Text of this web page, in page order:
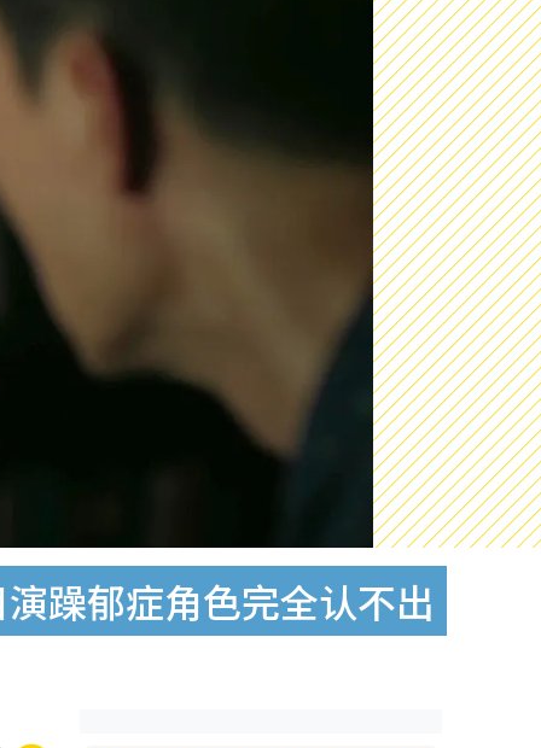
躁郁症角色完全认不出